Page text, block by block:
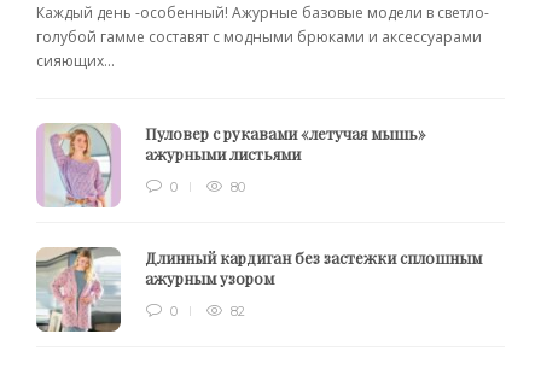
Каждый день -особенный! Ажурные базовые модели в светло-
голубой гамме составят с модными брюками и аксессуарами
сияющих...
Пуловер с рукавами «летучая мышь»
ажурными листьями
0 80
Длинный кардиган без застежки сплошным
ажурным узором
0 82